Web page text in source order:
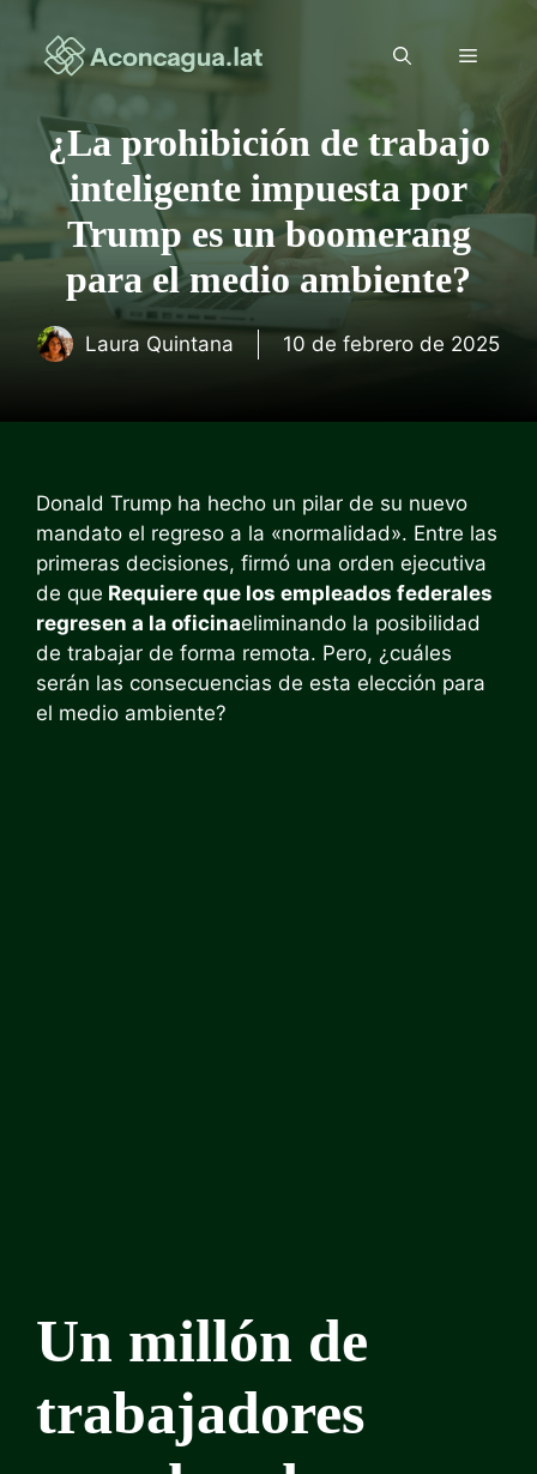
contenido
Menú
¿La prohibición de trabajo
inteligente impuesta por
Trump es un boomerang
para el medio ambiente?
Laura Quintana 10 de febrero de 2025
Donald Trump ha hecho un pilar de su nuevo
mandato el regreso a la «normalidad». Entre las
primeras decisiones, firmó una orden ejecutiva
de que Requiere que los empleados federales
regresen a la oficinaeliminando la posibilidad
de trabajar de forma remota. Pero, ¿cuáles
serán las consecuencias de esta elección para
el medio ambiente?
Un millón de
trabajadores